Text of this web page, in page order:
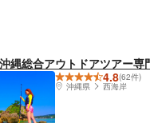
縄総合アウトドアツアー専
4.8(62件)
沖縄県
西海岸